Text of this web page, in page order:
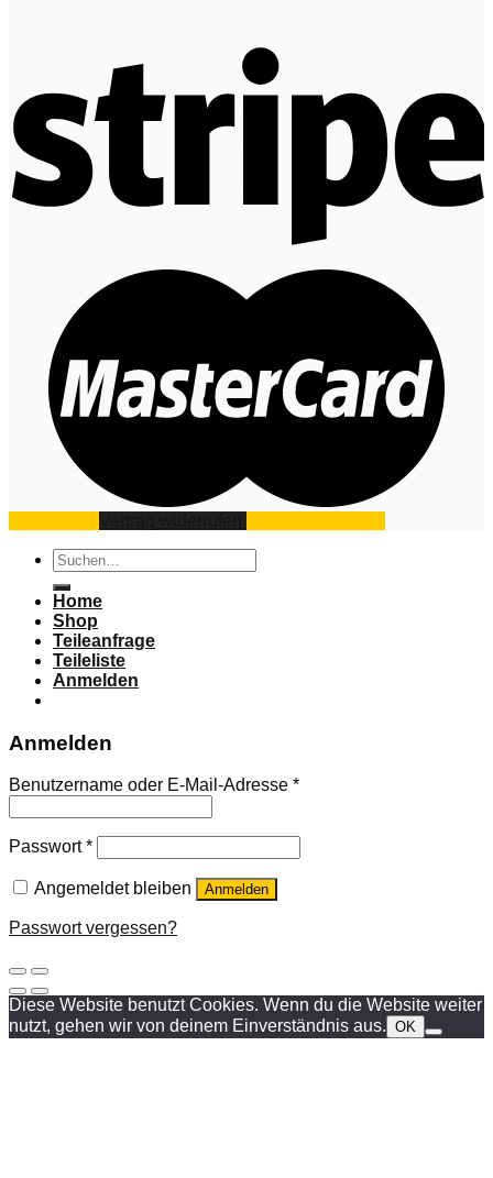
Suchen
nach:
Home
Shop
Teileanfrage
Teileliste
Anmelden
Anmelden
Benutzername oder E-Mail-Adresse *
Passwort*
Angemeldet bleiben Anmelden
Passwort vergessen?
Diese Website benutzt Cookies. Wenn du die Website weiter
nutzt, gehen wir von deinem Einverständnis aus. OK